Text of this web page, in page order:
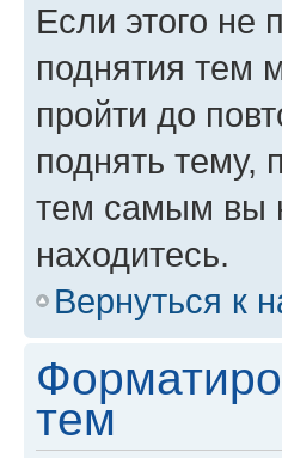
Если этого не
поднятия тем
пройти до
поднять тему,
тем самым вы
находитесь.
Вернуться к
тем